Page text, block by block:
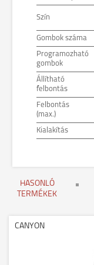
Szín
Gombok száma
Programozható
gombok
Állítható
felbontás
Felbontás
(max.)
Kialakítás
HASONLÓ
TERMÉKEK
CANYON